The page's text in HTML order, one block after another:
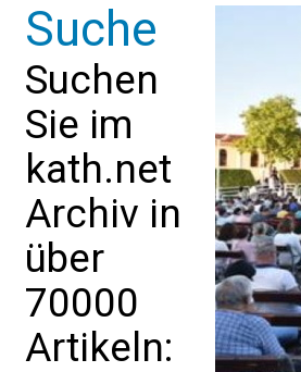
Suche
Suchen
Sie im
kath.net
Archiv in
über
70000
Artikeln: